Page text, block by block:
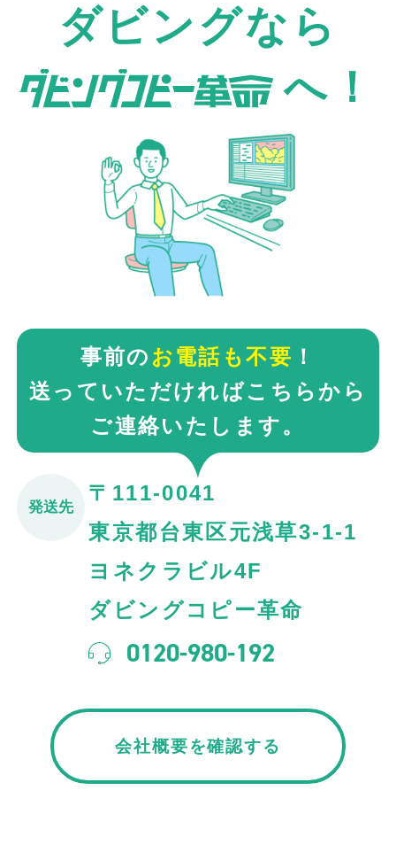
ダビングなら
へ！
事前の お電話も不要 ！
送っていただければこちらから
ご連絡いたします。
発送先
〒111-0041
東京都台東区元浅草3-1-1
ヨネクラビル4F
ダビングコピー革命
0120-980-192
会社概要を確認する